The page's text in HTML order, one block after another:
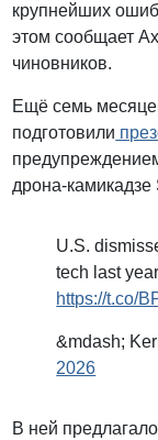
крупнейших
этом сообщает
чиновников.
Ещё семь
подготовили
дрона-камикадзе
U.S.
tech last year
https://t.co/
&mdash;
2026
В ней